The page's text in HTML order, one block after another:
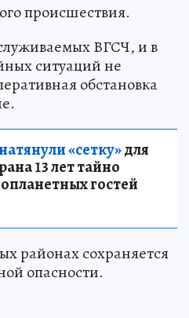
происшествия.
ВГСЧ, и в
ситуаций не
обстановка
«сетку»для
13 лет тайно
гостей
районах сохраняется
опасности.